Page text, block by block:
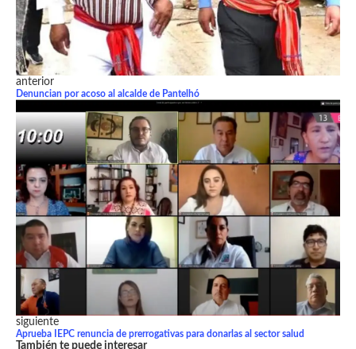
anterior
Denuncian por acoso al alcalde de Pantelhó
siguiente
Aprueba IEPC renuncia de prerrogativas para donarlas al sector salud
También te puede interesar